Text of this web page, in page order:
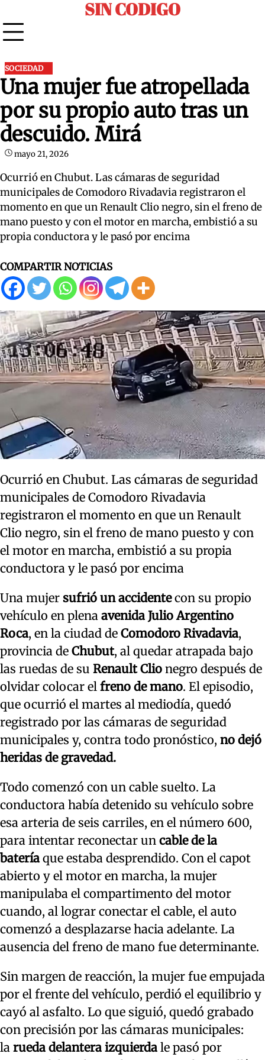
to
content
SIN CODIGO
SOCIEDAD
Una mujer fue atropellada
por su propio auto tras un
descuido. Mirá
mayo 21, 2026
Ocurrió en Chubut. Las cámaras de seguridad
municipales de Comodoro Rivadavia registraron el
momento en que un Renault Clio negro, sin el freno de
mano puesto y con el motor en marcha, embistió a su
propia conductora y le pasó por encima
COMPARTIR NOTICIAS
Ocurrió en Chubut. Las cámaras de seguridad
municipales de Comodoro Rivadavia
registraron el momento en que un Renault
Clio negro, sin el freno de mano puesto y con
el motor en marcha, embistió a su propia
conductora y le pasó por encima
Una mujer sufrió un accidentecon su propio
vehículo en plena avenida Julio Argentino
Roca, en la ciudad de Comodoro Rivadavia,
provincia de Chubut, al quedar atrapada bajo
las ruedas de su Renault Clio negro después de
olvidar colocar el freno de mano. El episodio,
que ocurrió el martes al mediodía, quedó
registrado por las cámaras de seguridad
municipales y, contra todo pronóstico, no dejó
heridas de gravedad.
Todo comenzó con un cable suelto. La
conductora había detenido su vehículo sobre
esa arteria de seis carriles, en el número 600,
para intentar reconectar un cable de la
batería que estaba desprendido. Con el capot
abierto y el motor en marcha, la mujer
manipulaba el compartimento del motor
cuando, al lograr conectar el cable, el auto
comenzó a desplazarse hacia adelante. La
ausencia del freno de mano fue determinante.
Sin margen de reacción, la mujer fue empujada
por el frente del vehículo, perdió el equilibrio y
cayó al asfalto. Lo que siguió, quedó grabado
con precisión por las cámaras municipales:
la rueda delantera izquierda le pasó por